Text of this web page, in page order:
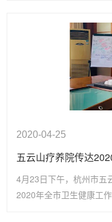
2020-04-25
五云山疗养院传达
4月23日下午，杭州市五
2020年全市卫生健康工